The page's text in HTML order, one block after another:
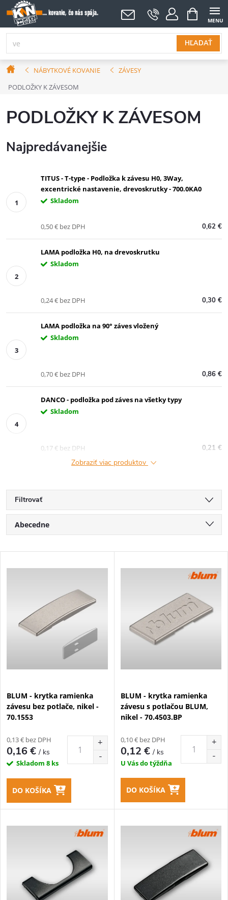
Prejsť
na
obsah
HĽADAŤ
NÁKUPNÝ
KOŠÍK
DomovNÁBYTKOVÉ KOVANIE
ZÁVESY
PODLOŽKY K ZÁVESOM
PODLOŽKY K ZÁVESOM
Najpredávanejšie
TITUS - T-type - Podložka k závesu H0, 3Way,
excentrické nastavenie, drevoskrutky - 700.0KA0
Skladom
0,62 €
0,50 € bez DPH
LAMA podložka H0, na drevoskrutku
Skladom
0,30 €
0,24 € bez DPH
LAMA podložka na 90° záves vložený
Skladom
0,86 €
0,70 € bez DPH
DANCO - podložka pod záves na všetky typy
Skladom
0,21 €
0,17 € bez DPH
Zobraziť viac produktov
Filtrovať
R
a
d
e
p
o
d
u
k
Abecedne
V
s
p
r
o
d
u
k
BLUM - krytka ramienka
závesu bez potlače, nikel -
70.1553
0,13 € bez DPH
0,16 €/ ks
Skladom 8 ks
DO KOŠÍKA
BLUM - krytka ramienka
závesu s potlačou BLUM,
nikel - 70.4503.BP
0,10 € bez DPH
0,12 €/ ks
U Vás do týždňa
DO KOŠÍKA